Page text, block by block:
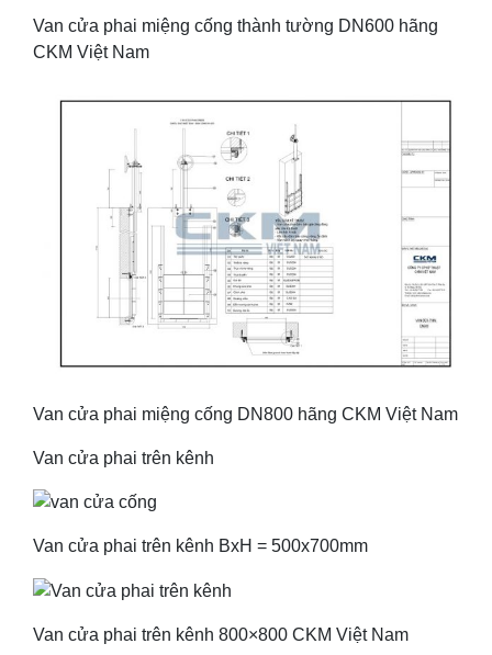
Van cửa phai miệng cống thành tường DN600 hãng
CKM Việt Nam
Van cửa phai miệng cống DN800 hãng CKM Việt Nam
Van cửa phai trên kênh
Van cửa phai trên kênh BxH = 500x700mm
Van cửa phai trên kênh 800×800 CKM Việt Nam